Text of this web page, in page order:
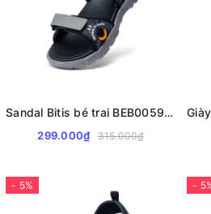
Sandal Bitis bé trai BEB005900
299.000₫ 315.000₫
- 5% -